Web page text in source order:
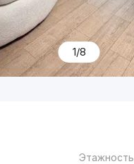
1/8
Этажность